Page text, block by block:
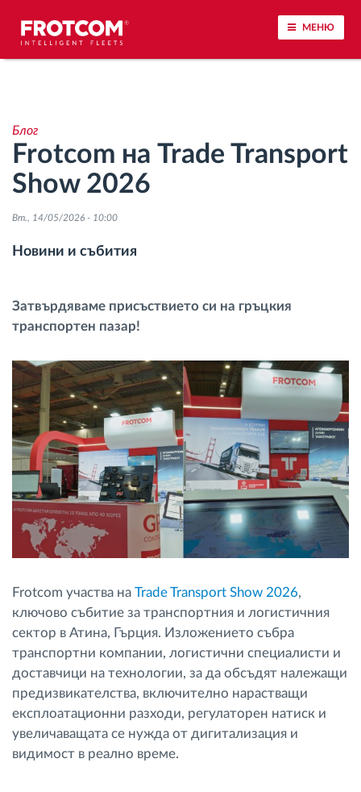
МЕНЮ
Анализ на стила на шофиране
Управление на работната сила
Контрол на достъпа
Управление на горивото
Планиране на маршрути и мониторинг
Автоматична идентификация на шофьора
Разберете за всички функционалности
Как отговаряме на нуждите на всяка
флота
Калкулатор за спестявания
Блог
Frotcom на Trade Transport
Show 2026
Вт., 14/05/2026 - 10:00
Новини и събития
Затвърдяваме присъствието си на гръцкия
транспортен пазар!
Frotcom участва на Trade Transport Show 2026,
ключово събитие за транспортния и логистичния
сектор в Атина, Гърция. Изложението събра
транспортни компании, логистични специалисти и
доставчици на технологии, за да обсъдят належащи
предизвикателства, включително нарастващи
експлоатационни разходи, регулаторен натиск и
увеличаващата се нужда от дигитализация и
видимост в реално време.